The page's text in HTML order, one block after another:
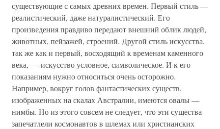
существующие с самых древних времен. Первый стиль —
реалистический, даже натуралистический. Его
произведения правдиво передают внешний облик людей,
животных, пейзажей, строений. Другой стиль искусства,
так же как и первый, восходящий к временам каменного
века, — искусство условное, символическое. И к его
показаниям нужно относиться очень осторожно.
Например, вокруг голов фантастических существ,
изображенных на скалах Австралии, имеются овалы —
нимбы. Но из этого совсем не следует, что эти существа
запечатлели космонавтов в шлемах или христианских